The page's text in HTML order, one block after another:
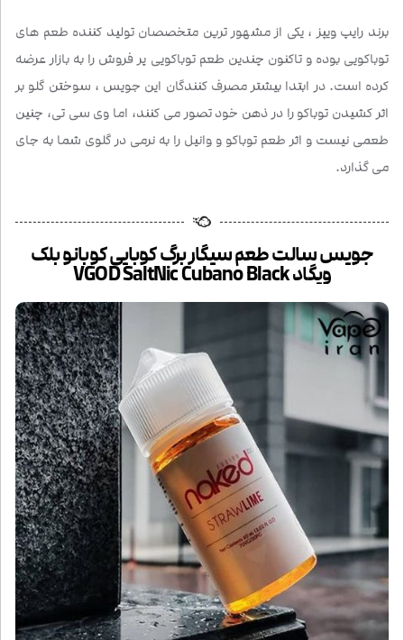
برند رایپ ویپز ، یکی از مشهور ترین متخصصان تولید کننده طعم های
توباکویی بوده و تاکنون چندین طعم توباکویی پر فروش را به بازار عرضه
کرده است. در ابتدا بیشتر مصرف کنندگان این جویس ، سوختن گلو بر
اثر کشیدن توباکو را در ذهن خود تصور می کنند، اما وی سی تی، چنین
طعمی نیست و اثر طعم توباکو و وانیل را به نرمی در گلوی شما به جای
می گذارد.
جویس سالت طعم سیگار برگ کوبایی کوبانو بلک
ویگاد VGOD SaltNic Cubano Black